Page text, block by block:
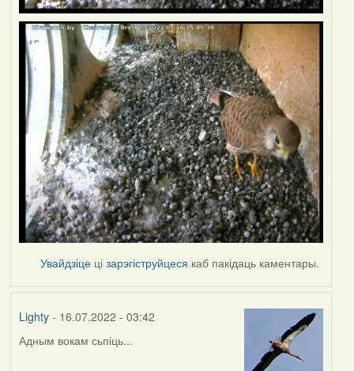
Увайдзіце цізарэгіструйцеся каб пакідаць каментары.
Lighty- 16.07.2022 - 03:42
Адным вокам сьпіць...